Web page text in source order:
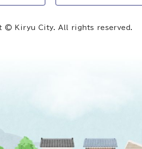
© Kiryu City. All rights reserved.